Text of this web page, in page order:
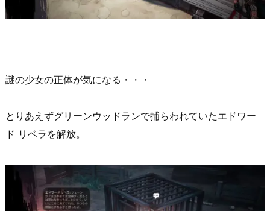
謎の少女の正体が気になる・・・
とりあえずグリーンウッドランで捕らわれていたエドワー
ド リベラを解放。